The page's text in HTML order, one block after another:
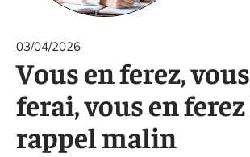
03/04/2026
Vous en ferez,
ferai, vous en ferez
rappel malin